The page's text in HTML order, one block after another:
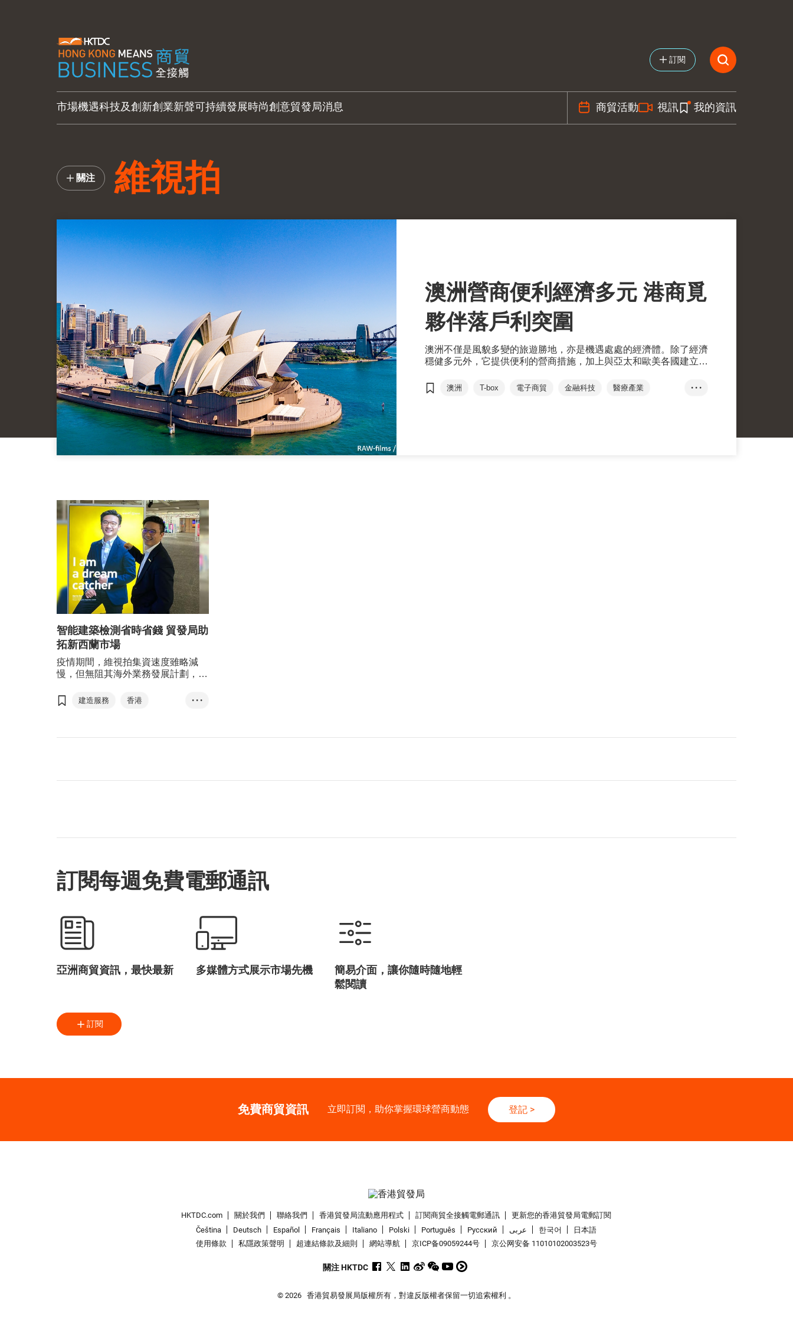
訂閱
市場機遇科技及創新創業新聲可持續發展時尚創意貿發局消息 商貿活動 視訊 我的資訊
維視拍
關注
澳洲營商便利經濟多元 港商覓
夥伴落戶利突圍
澳洲不僅是風貌多變的旅遊勝地，亦是機遇處處的經濟體。除了經濟
穩健多元外，它提供便利的營商措施，加上與亞太和歐美各國建立緊
澳洲 T-box 電子商貿 金融科技
醫療產業
• • •
智能建築檢測省時省錢 貿發局助
拓新西蘭市場
疫情期間，維視拍集資速度雖略減
慢，但無阻其海外業務發展計劃，更
成合作協議，用已獲全球專利的智能
系統檢測當地建築及基建項目，大幅
務等。
建造服務
香港
• • •
訂閱每週免費電郵通訊
亞洲商貿資訊，最快最新 多媒體方式展示市場先機
簡易介面，讓你隨時隨地輕
鬆閱讀
訂閱
免費商貿資訊 立即訂閱，助你掌握環球營商動態 登記>
HKTDC.com 關於我們 聯絡我們 香港貿發局流動應用程式 訂閱商貿全接觸電郵通訊
更新您的香港貿發局電郵訂閱
Čeština
Deutsch Español Français Italiano Polski Português Pусский عربى 한국어
日本語
使用條款
私隱政策聲明 超連結條款及細則 網站導航 京ICP备09059244号 京公网安备 11010102003523号
關注 HKTDC
© 2026 香港貿易發展局版權所有，對違反版權者保留一切追索權利 。